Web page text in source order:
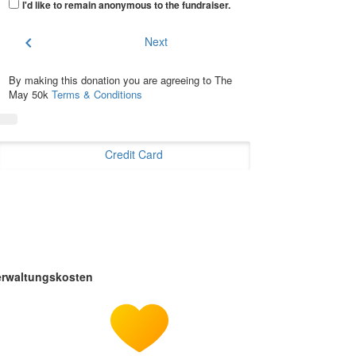
I'd like to remain anonymous to the fundraiser.
chevron_left Next
By making this donation you are agreeing to The
May 50k Terms & Conditions
Credit Card